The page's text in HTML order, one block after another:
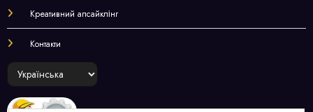
Креативний апсайклінг
Контакти
Choose